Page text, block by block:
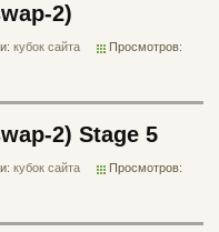
2)
кубок сайта
Просмотров:
2) Stage 5
кубок сайта
Просмотров: